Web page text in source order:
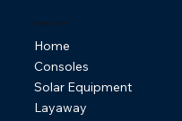
Online Store
Home
Consoles
Solar Equipment
Layaway